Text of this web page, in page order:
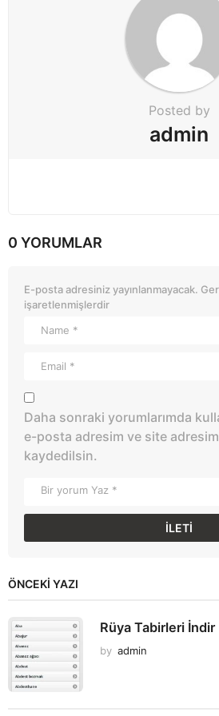
Posted by
admin
0 YORUMLAR
E-posta adresiniz yayınlanmayacak.
işaretlenmişlerdir
Daha sonraki yorumlarımda
e-posta adresim ve site adresim
kaydedilsin.
ÖNCEKI YAZI
Rüya Tabirleri İndir
by admin